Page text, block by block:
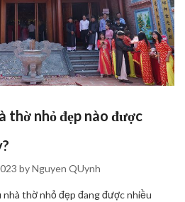
thờ nhỏ đẹp nào được
byNguyen QUynh
thờ nhỏ đẹp đang được nhiều